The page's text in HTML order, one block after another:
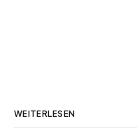
WEITERLESEN